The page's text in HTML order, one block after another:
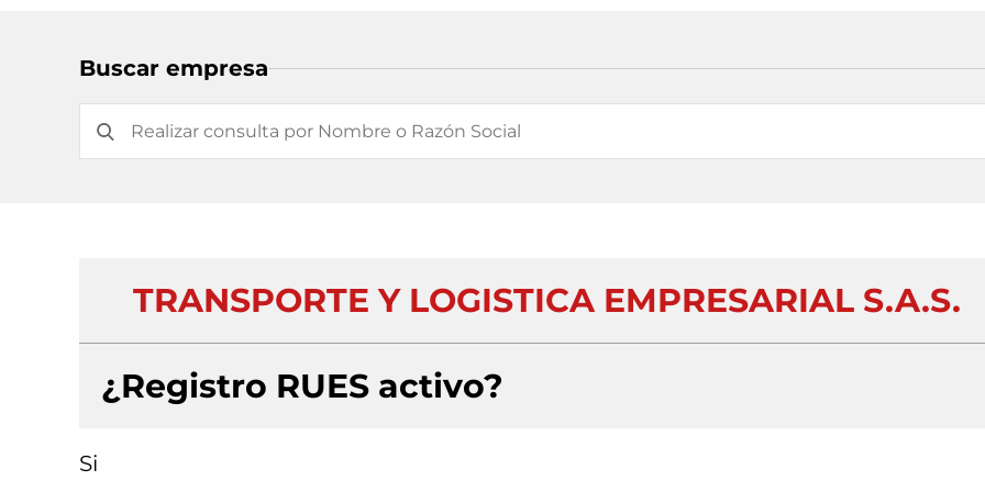
Buscar empresa
TRANSPORTE Y LOGISTICA EMPRESARIAL S.A.S.
¿Registro RUES activo?
Si